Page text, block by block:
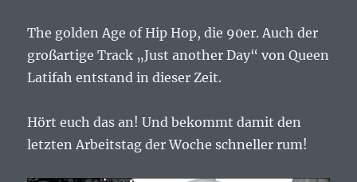
The golden Age of Hip Hop, die 90er. Auch der
großartige Track „Just another Day“ von Queen
Latifah entstand in dieser Zeit.
Hört euch das an! Und bekommt damit den
letzten Arbeitstag der Woche schneller rum!